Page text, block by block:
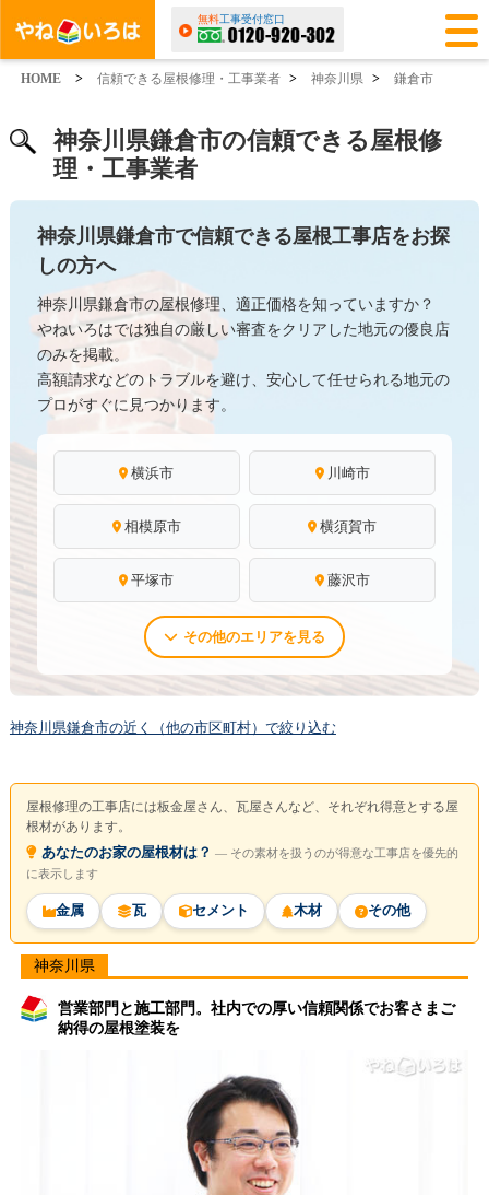
無料工事受付窓口
HOME > 信頼できる屋根修理・工事業者 > 神奈川県 > 鎌倉市
神奈川県鎌倉市の信頼できる屋根修
理・工事業者
神奈川県鎌倉市で信頼できる屋根工事店をお探
しの方へ
神奈川県鎌倉市の屋根修理、適正価格を知っていますか？
やねいろはでは独自の厳しい審査をクリアした地元の優良店
のみを掲載。
高額請求などのトラブルを避け、安心して任せられる地元の
プロがすぐに見つかります。
横浜市 川崎市
相模原市 横須賀市
平塚市 藤沢市
その他のエリアを見る
神奈川県鎌倉市の近く（他の市区町村）で絞り込む
屋根修理の工事店には板金屋さん、瓦屋さんなど、それぞれ得意とする屋
根材があります。
あなたのお家の屋根材は？ ― その素材を扱うのが得意な工事店を優先的
に表示します
金属 瓦 セメント 木材 その他
神奈川県
営業部門と施工部門。社内での厚い信頼関係でお客さまご
納得の屋根塗装を